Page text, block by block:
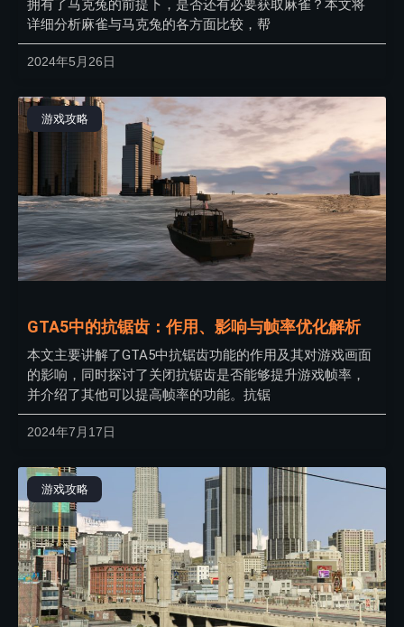
拥有了马克兔的前提下，是否还有必要获取麻雀？本文将
详细分析麻雀与马克兔的各方面比较，帮
2024年5月26日
游戏攻略
GTA5中的抗锯齿：作用、影响与帧率优化解析
本文主要讲解了GTA5中抗锯齿功能的作用及其对游戏画面
的影响，同时探讨了关闭抗锯齿是否能够提升游戏帧率，
并介绍了其他可以提高帧率的功能。抗锯
2024年7月17日
游戏攻略